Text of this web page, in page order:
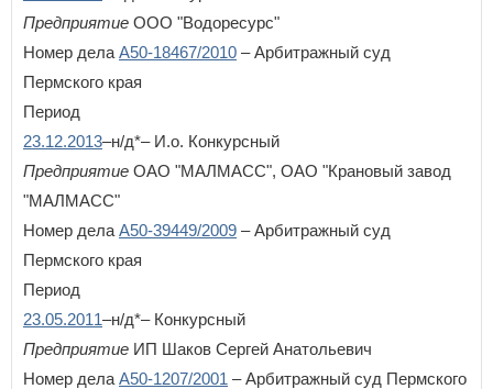
Предприятие ООО "Водоресурс"
Номер дела А50-18467/2010 – Арбитражный суд
Пермского края
Период
23.12.2013–н/д*– И.о. Конкурсный
Предприятие ОАО "МАЛМАСС", ОАО "Крановый завод
"МАЛМАСС"
Номер дела А50-39449/2009 – Арбитражный суд
Пермского края
Период
23.05.2011–н/д*– Конкурсный
Предприятие ИП Шаков Сергей Анатольевич
Номер дела А50-1207/2001 – Арбитражный суд Пермского